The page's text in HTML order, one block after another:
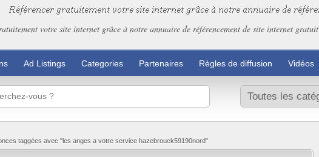
votre site internet grâce à notre annuaire de référencement de site internet gratuit
Ad Listings Categories Partenaires Règles de diffusion Vidéos
taggées avec "les anges a votre service hazebrouck59190nord"